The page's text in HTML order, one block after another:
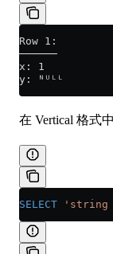
Row 1:
──────
x: 1
y: ᴺᵁᴸᴸ
在 Vertical 格式
SELECT 'string